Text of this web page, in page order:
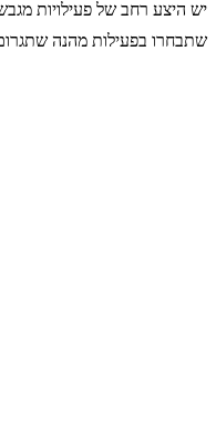
שתבחרו בפעילות מהנה